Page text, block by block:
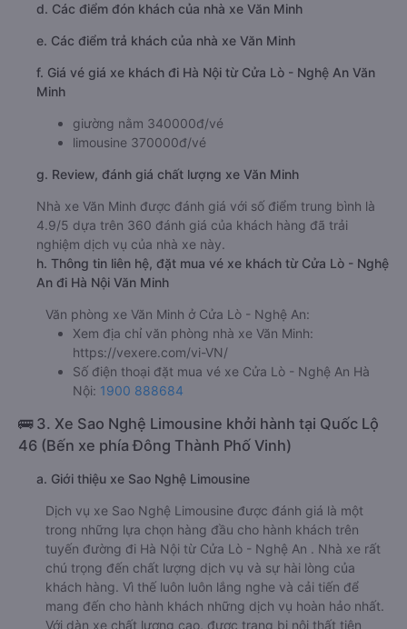
d. Các điểm đón khách của nhà xe Văn Minh
e. Các điểm trả khách của nhà xe Văn Minh
f. Giá vé giá xe khách đi Hà Nội từ Cửa Lò - Nghệ An Văn
Minh
giường nằm 340000đ/vé
limousine 370000đ/vé
g. Review, đánh giá chất lượng xe Văn Minh
Nhà xe Văn Minh được đánh giá với số điểm trung bình là
4.9/5 dựa trên 360 đánh giá của khách hàng đã trải
nghiệm dịch vụ của nhà xe này.
h. Thông tin liên hệ, đặt mua vé xe khách từ Cửa Lò - Nghệ
An đi Hà Nội Văn Minh
Văn phòng xe Văn Minh ở Cửa Lò - Nghệ An:
Xem địa chỉ văn phòng nhà xe Văn Minh:
https://vexere.com/vi-VN/
Số điện thoại đặt mua vé xe Cửa Lò - Nghệ An Hà
Nội: 1900 888684
🚌 3. Xe Sao Nghệ Limousine khởi hành tại Quốc Lộ
46 (Bến xe phía Đông Thành Phố Vinh)
a. Giới thiệu xe Sao Nghệ Limousine
Dịch vụ xe Sao Nghệ Limousine được đánh giá là một
trong những lựa chọn hàng đầu cho hành khách trên
tuyến đường đi Hà Nội từ Cửa Lò - Nghệ An . Nhà xe rất
chú trọng đến chất lượng dịch vụ và sự hài lòng của
khách hàng. Vì thế luôn luôn lắng nghe và cải tiến để
mang đến cho hành khách những dịch vụ hoàn hảo nhất.
Với dàn xe chất lượng cao, được trang bị nội thất tiện